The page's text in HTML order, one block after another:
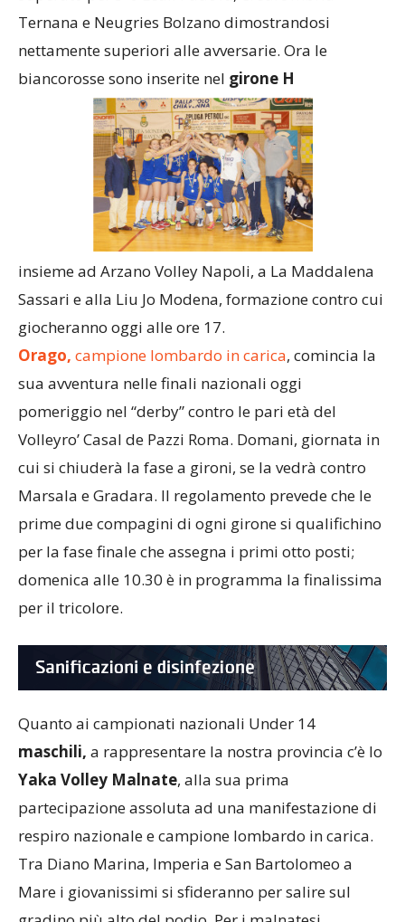
Ternana e Neugries Bolzano dimostrandosi
nettamente superiori alle avversarie. Ora le
biancorosse sono inserite nel girone H
insieme ad Arzano Volley Napoli, a La Maddalena
Sassari e alla Liu Jo Modena, formazione contro cui
giocheranno oggi alle ore 17.
Orago, campione lombardo in carica, comincia la
sua avventura nelle finali nazionali oggi
pomeriggio nel “derby” contro le pari età del
Volleyro’ Casal de Pazzi Roma. Domani, giornata in
cui si chiuderà la fase a gironi, se la vedrà contro
Marsala e Gradara. Il regolamento prevede che le
prime due compagini di ogni girone si qualifichino
per la fase finale che assegna i primi otto posti;
domenica alle 10.30 è in programma la finalissima
per il tricolore.
Quanto ai campionati nazionali Under 14
maschili, a rappresentare la nostra provincia c’è lo
Yaka Volley Malnate, alla sua prima
partecipazione assoluta ad una manifestazione di
respiro nazionale e campione lombardo in carica.
Tra Diano Marina, Imperia e San Bartolomeo a
Mare i giovanissimi si sfideranno per salire sul